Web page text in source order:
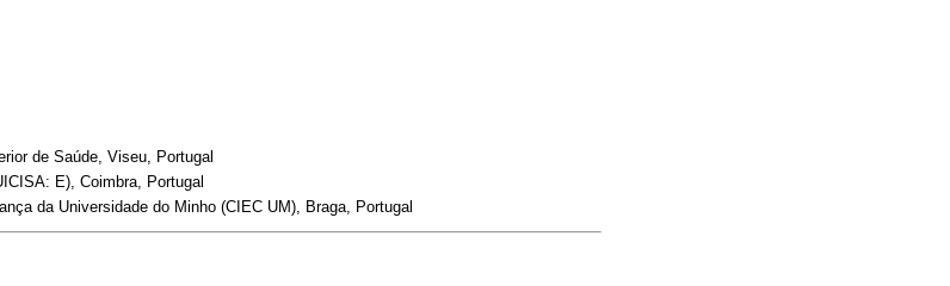
de Saúde, Viseu, Portugal
E), Coimbra, Portugal
da Universidade do Minho (CIEC UM), Braga, Portugal